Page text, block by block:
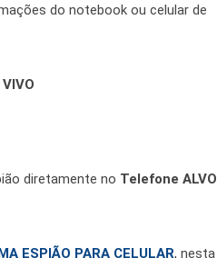
do notebook ou celular de
diretamente no Telefone ALVO
ESPIÃO PARA CELULAR, nesta